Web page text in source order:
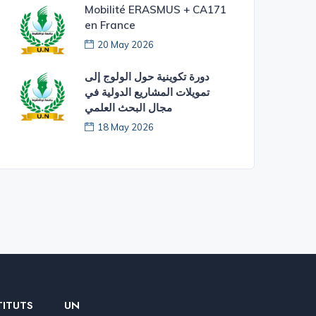
Mobilité ERASMUS + CA171
en France
20 May 2026
دورة تكوينية حول الولوج إلى
تمويلات المشاريع الدولية في
مجال البحث العلمي
18 May 2026
UN